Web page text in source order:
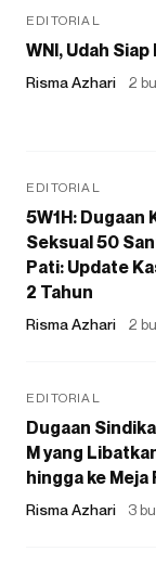
EDITORIAL
WNI, Udah
Risma Azhari 2
EDITORIAL
5W1H: Dugaan
Seksual 50
Pati: Update
2 Tahun
Risma Azhari 2
EDITORIAL
Dugaan
M yang
hingga ke Meja
Risma Azhari 3